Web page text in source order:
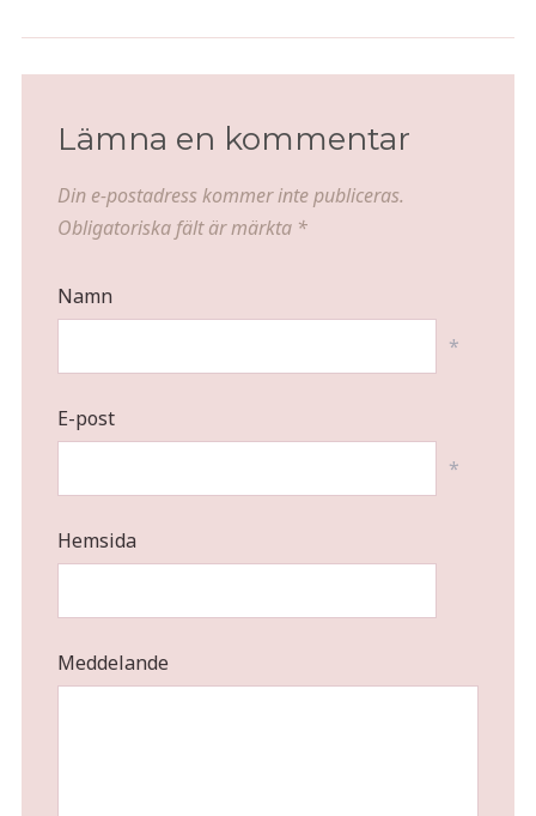
Lämna en kommentar
Din e-postadress kommer inte publiceras.
Obligatoriska fält är märkta *
Namn
*
E-post
*
Hemsida
Meddelande